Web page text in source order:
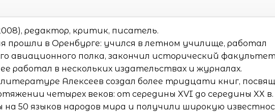
редактор, критик, писатель.
прошли в Оренбурге: учился в летном училище, работал
авиационного полка, закончил исторический факультет
работал в нескольких издательствах и журналах.
Алексеев создал более тридцати книг,
четырех веков: от середины XVI до середины XX
на 50 языков народов мира и получили широкую